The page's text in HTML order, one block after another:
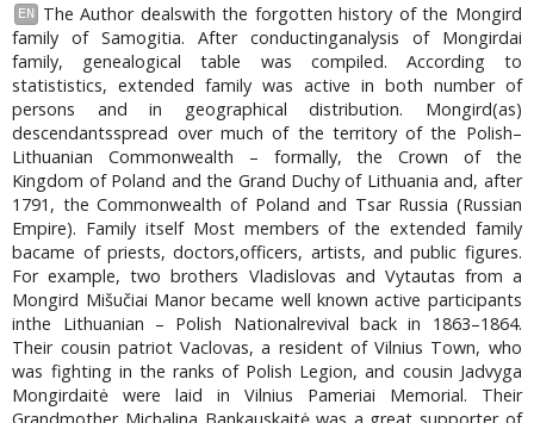
EN
The Author dealswith the forgotten history of the Mongird
family of Samogitia. After conductinganalysis of Mongirdai
family, genealogical table was compiled. According to
statististics, extended family was active in both number of
persons and in geographical distribution. Mongird(as)
descendantsspread over much of the territory of the Polish–
Lithuanian Commonwealth – formally, the Crown of the
Kingdom of Poland and the Grand Duchy of Lithuania and, after
1791, the Commonwealth of Poland and Tsar Russia (Russian
Empire). Family itself Most members of the extended family
bacame of priests, doctors,officers, artists, and public figures.
For example, two brothers Vladislovas and Vytautas from a
Mongird Mišučiai Manor became well known active participants
inthe Lithuanian – Polish Nationalrevival back in 1863–1864.
Their cousin patriot Vaclovas, a resident of Vilnius Town, who
was fighting in the ranks of Polish Legion, and cousin Jadvyga
Mongirdaitė were laid in Vilnius Pameriai Memorial. Their